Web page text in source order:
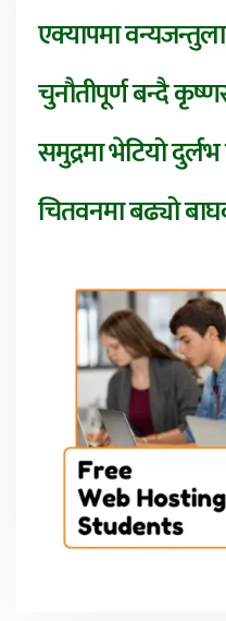
एक्यापमा
चुनौतीपूर्ण बन्दै
समुद्रमा भेटियो
चितवनमा बढ्यो